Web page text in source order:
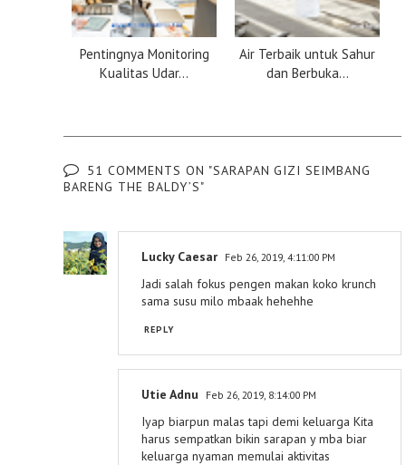
Pentingnya Monitoring
Kualitas Udar...
Air Terbaik untuk Sahur
dan Berbuka...
51 COMMENTS ON "SARAPAN GIZI SEIMBANG
BARENG THE BALDY’S"
Lucky Caesar Feb 26, 2019, 4:11:00 PM
Jadi salah fokus pengen makan koko krunch
sama susu milo mbaak hehehhe
REPLY
Utie Adnu Feb 26, 2019, 8:14:00 PM
Iyap biarpun malas tapi demi keluarga Kita
harus sempatkan bikin sarapan y mba biar
keluarga nyaman memulai aktivitas